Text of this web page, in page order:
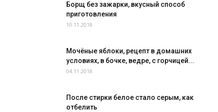
Борщ без зажарки, вкусный способ
приготовления
10.11.2018
Мочёные яблоки, рецепт в домашних
условиях, в бочке, ведре, с горчицей...
04.11.2018
После стирки белое стало серым, как
отбелить